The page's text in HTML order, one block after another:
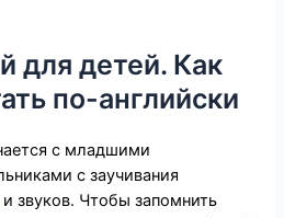
для детей. Как
по-английски
с младшими
с заучивания
и звуков. Чтобы запомнить